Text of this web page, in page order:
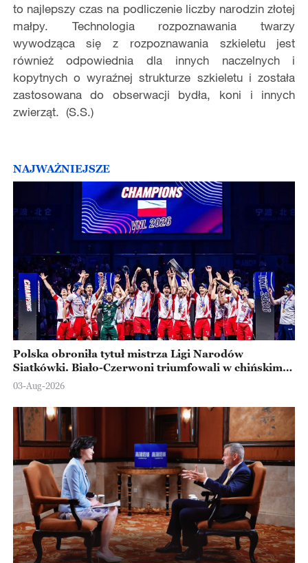
to najlepszy czas na podliczenie liczby narodzin złotej
małpy. Technologia rozpoznawania twarzy
wywodząca się z rozpoznawania szkieletu jest
również odpowiednia dla innych naczelnych i
kopytnych o wyraźnej strukturze szkieletu i została
zastosowana do obserwacji bydła, koni i innych
zwierząt. (S.S.)
NAJWAŻNIEJSZE
Polska obroniła tytuł mistrza Ligi Narodów
Siatkówki. Biało-Czerwoni triumfowali w chińskim
Ningbo
03-Aug-2026